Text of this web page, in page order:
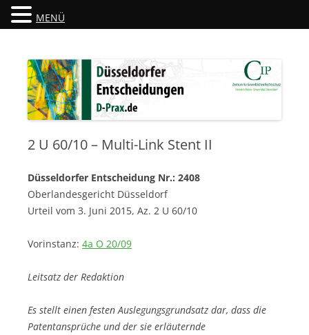
Düsseldorfer Entscheidungen
2 U 60/10 – Multi-Link Stent II
Düsseldorfer Entscheidung Nr.: 2408
Oberlandesgericht Düsseldorf
Urteil vom 3. Juni 2015, Az. 2 U 60/10
Vorinstanz: 4a O 20/09
Leitsatz der Redaktion
Es stellt einen festen Auslegungsgrundsatz dar, dass die
Patentansprüche und der sie erläuternde
MENÜ